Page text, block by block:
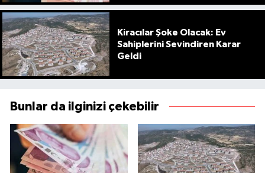
Kiracılar Şoke Olacak: Ev
Sahiplerini Sevindiren Karar
Geldi
Bunlar da ilginizi çekebilir